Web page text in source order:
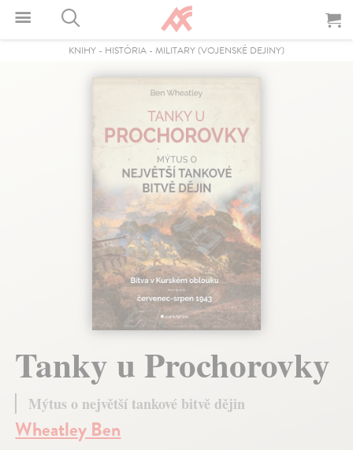
KNIHY - HISTÓRIA - MILITARY (VOJENSKÉ DEJINY)
Tanky u Prochorovky
Mýtus o největší tankové bitvě dějin
Wheatley Ben